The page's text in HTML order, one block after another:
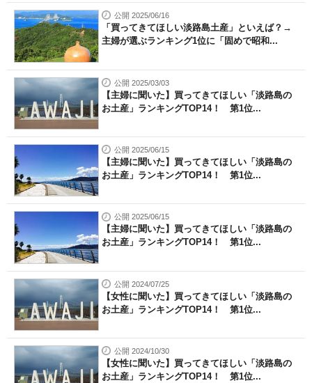
公開 2025/06/16
「買ってきてほしい淡路島土産」といえば？→
主婦が選ぶランキング1位に「固めで昭和...
公開 2025/03/03
【主婦に聞いた】買ってきてほしい「淡路島の
お土産」ランキングTOP14！ 第1位...
公開 2025/06/15
【主婦に聞いた】買ってきてほしい「淡路島の
お土産」ランキングTOP14！ 第1位...
公開 2025/06/15
【主婦に聞いた】買ってきてほしい「淡路島の
お土産」ランキングTOP14！ 第1位...
公開 2024/07/25
【女性に聞いた】買ってきてほしい「淡路島の
お土産」ランキングTOP14！ 第1位...
公開 2024/10/30
【女性に聞いた】買ってきてほしい「淡路島の
お土産」ランキングTOP14！ 第1位...